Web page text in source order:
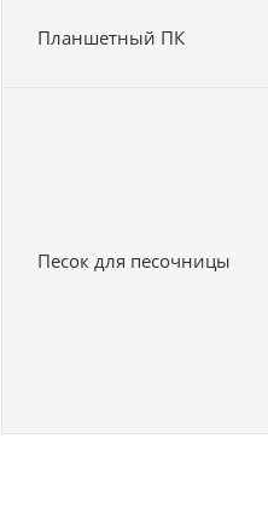
Планшетный ПК
Песок для песочницы